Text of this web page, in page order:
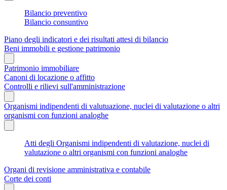
Bilancio preventivo
Bilancio consuntivo
Piano degli indicatori e dei risultati attesi di bilancio
Beni immobili e gestione patrimonio
Patrimonio immobiliare
Canoni di locazione o affitto
Controlli e rilievi sull'amministrazione
Organismi indipendenti di valutuazione, nuclei di valutazione o altri
organismi con funzioni analoghe
Atti degli Organismi indipendenti di valutazione, nuclei di
valutazione o altri organismi con funzioni analoghe
Organi di revisione amministrativa e contabile
Corte dei conti